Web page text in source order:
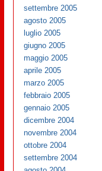
settembre 2005
agosto 2005
luglio 2005
giugno 2005
maggio 2005
aprile 2005
marzo 2005
febbraio 2005
gennaio 2005
dicembre 2004
novembre 2004
ottobre 2004
settembre 2004